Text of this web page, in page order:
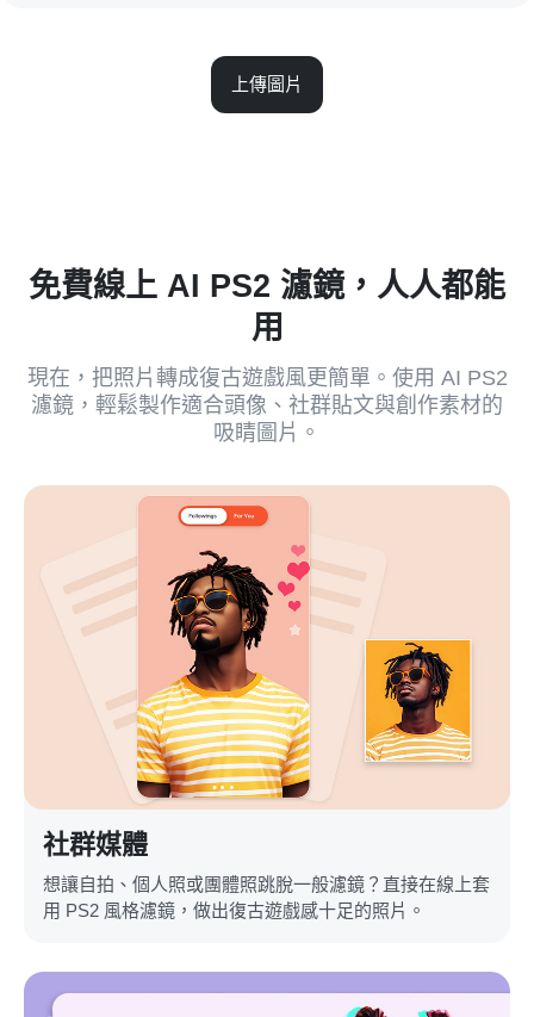
上傳圖片
免費線上 AI PS2 濾鏡，人人都能
用
現在，把照片轉成復古遊戲風更簡單。使用 AI PS2
濾鏡，輕鬆製作適合頭像、社群貼文與創作素材的
吸睛圖片。
社群媒體
想讓自拍、個人照或團體照跳脫一般濾鏡？直接在線上套
用 PS2 風格濾鏡，做出復古遊戲感十足的照片。